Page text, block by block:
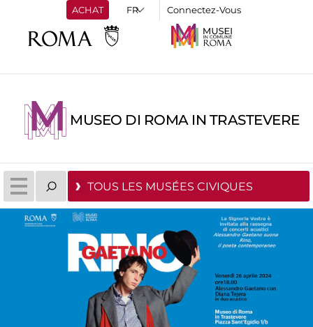
ACHAT Connectez-Vous
MUSEO DI ROMA IN TRASTEVERE
TOUS LES MUSÉES CIVIQUES